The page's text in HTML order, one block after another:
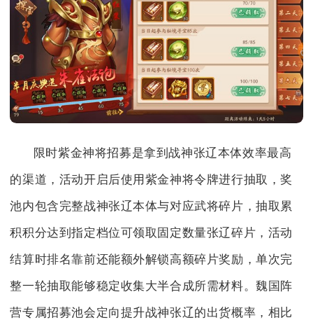
限时紫金神将招募是拿到战神张辽本体效率最高
的渠道，活动开启后使用紫金神将令牌进行抽取，奖
池内包含完整战神张辽本体与对应武将碎片，抽取累
积积分达到指定档位可领取固定数量张辽碎片，活动
结算时排名靠前还能额外解锁高额碎片奖励，单次完
整一轮抽取能够稳定收集大半合成所需材料。魏国阵
营专属招募池会定向提升战神张辽的出货概率，相比